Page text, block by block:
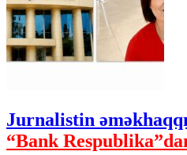
Jurnalistin
“Bank